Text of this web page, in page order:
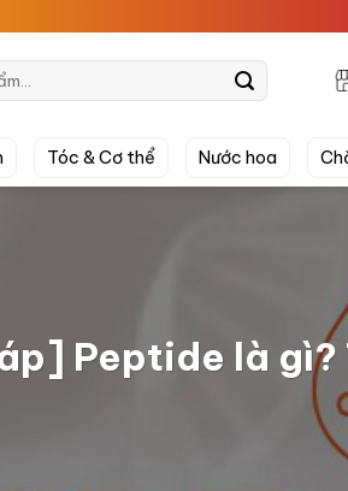
Tóc & Cơ thể Nước hoa
Peptide là